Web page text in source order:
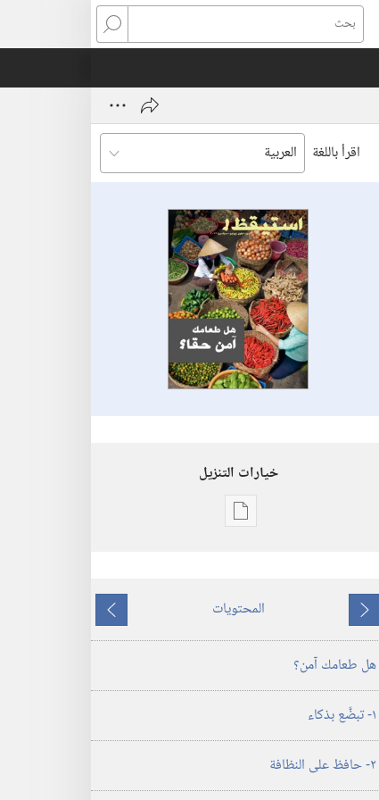
بحث
اقرأ باللغة
خيارات التنزيل
خيارات
‏‎تموز/
يوليو‏
ما
يسبق
المحتويات
ما
يلي
هل طعامك آمن؟‏
١-‏ تبضَّع بذكاء
٢-‏ حافظ على النظافة